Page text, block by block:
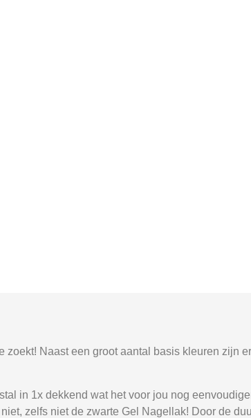
Naast een groot aantal basis kleuren zijn
in 1x dekkend wat het voor jou nog
zelfs niet de zwarte Gel Nagellak! Door de